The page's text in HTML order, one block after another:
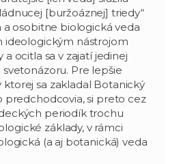
[buržoáznej] triedy“
a osobitne biologická veda
ideologickým nástrojom
ocitla sa v zajatí jedinej
Pre lepšie
sa zakladal Botanický
predchodcovia, si preto cez
periodík trochu
základy, v rámci
(a aj botanická) veda